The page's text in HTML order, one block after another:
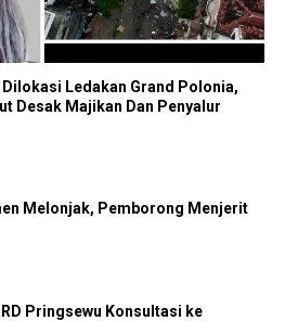
Ledakan Grand Polonia,
Desak Majikan Dan Penyalur
Melonjak, Pemborong Menjerit
Pringsewu Konsultasi ke